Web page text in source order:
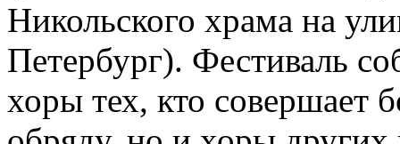
Никольского храма на
Петербург). Фестиваль
хоры тех, кто совершает